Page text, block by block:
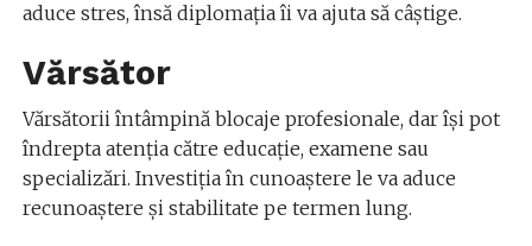
aduce stres, însă diplomația îi va ajuta să câștige.
Vărsător
Vărsătorii întâmpină blocaje profesionale, dar își pot
îndrepta atenția către educație, examene sau
specializări. Investiția în cunoaștere le va aduce
recunoaștere și stabilitate pe termen lung.